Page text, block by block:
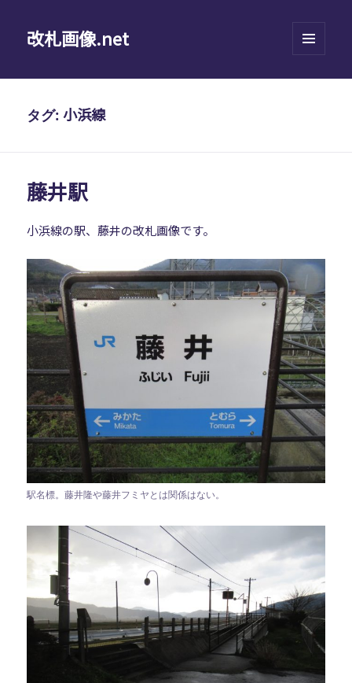
改札画像.net
ーとウ
タグ:小浜線
藤井駅
小浜線の駅、藤井の改札画像です。
駅名標。藤井隆や藤井フミヤとは関係はない。